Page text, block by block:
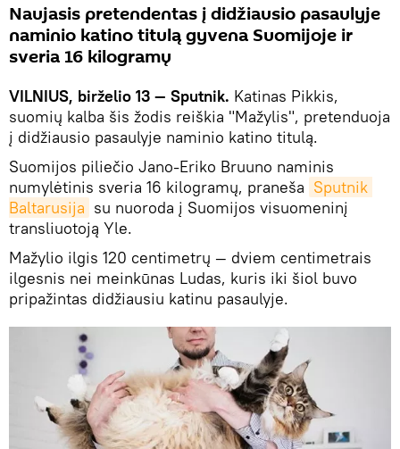
Naujasis pretendentas į didžiausio pasaulyje
naminio katino titulą gyvena Suomijoje ir
sveria 16 kilogramų
VILNIUS, birželio 13 — Sputnik. Katinas Pikkis,
suomių kalba šis žodis reiškia "Mažylis", pretenduoja
į didžiausio pasaulyje naminio katino titulą.
Suomijos piliečio Jano-Eriko Bruuno naminis
numylėtinis sveria 16 kilogramų, praneša Sputnik
Baltarusija su nuoroda į Suomijos visuomeninį
transliuotoją Yle.
Mažylio ilgis 120 centimetrų ― dviem centimetrais
ilgesnis nei meinkūnas Ludas, kuris iki šiol buvo
pripažintas didžiausiu katinu pasaulyje.